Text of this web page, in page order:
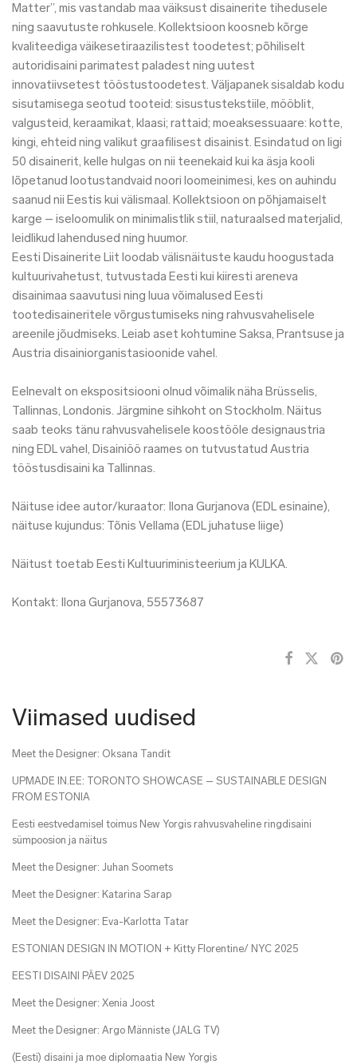
Matter”, mis vastandab maa väiksust disainerite tihedusele
ning saavutuste rohkusele. Kollektsioon koosneb kõrge
kvaliteediga väikesetiraazilistest toodetest; põhiliselt
autoridisaini parimatest paladest ning uutest
innovatiivsetest tööstustoodetest. Väljapanek sisaldab kodu
sisutamisega seotud tooteid: sisustustekstiile, mööblit,
valgusteid, keraamikat, klaasi; rattaid; moeaksessuaare: kotte,
kingi, ehteid ning valikut graafilisest disainist. Esindatud on ligi
50 disainerit, kelle hulgas on nii teenekaid kui ka äsja kooli
lõpetanud lootustandvaid noori loomeinimesi, kes on auhindu
saanud nii Eestis kui välismaal. Kollektsioon on põhjamaiselt
karge – iseloomulik on minimalistlik stiil, naturaalsed materjalid,
leidlikud lahendused ning huumor.
Eesti Disainerite Liit loodab välisnäituste kaudu hoogustada
kultuurivahetust, tutvustada Eesti kui kiiresti areneva
disainimaa saavutusi ning luua võimalused Eesti
tootedisaineritele võrgustumiseks ning rahvusvahelisele
areenile jõudmiseks. Leiab aset kohtumine Saksa, Prantsuse ja
Austria disainiorganistasioonide vahel.
Eelnevalt on ekspositsiooni olnud võimalik näha Brüsselis,
Tallinnas, Londonis. Järgmine sihkoht on Stockholm. Näitus
saab teoks tänu rahvusvahelisele koostööle designaustria
ning EDL vahel, Disainiöö raames on tutvustatud Austria
tööstusdisaini ka Tallinnas.
Näituse idee autor/kuraator: Ilona Gurjanova (EDL esinaine),
näituse kujundus: Tõnis Vellama (EDL juhatuse liige)
Näitust toetab Eesti Kultuuriministeerium ja KULKA.
Kontakt: Ilona Gurjanova, 55573687
Viimased uudised
Meet the Designer: Oksana Tandit
UPMADE IN.EE: TORONTO SHOWCASE – SUSTAINABLE DESIGN
FROM ESTONIA
Eesti eestvedamisel toimus New Yorgis rahvusvaheline ringdisaini
sümpoosion ja näitus
Meet the Designer: Juhan Soomets
Meet the Designer: Katarina Sarap
Meet the Designer: Eva-Karlotta Tatar
ESTONIAN DESIGN IN MOTION + Kitty Florentine/ NYC 2025
EESTI DISAINI PÄEV 2025
Meet the Designer: Xenia Joost
Meet the Designer: Argo Männiste (JALG TV)
(Eesti) disaini ja moe diplomaatia New Yorgis